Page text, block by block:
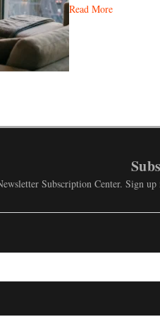
Read More
Subscription Center. Sign